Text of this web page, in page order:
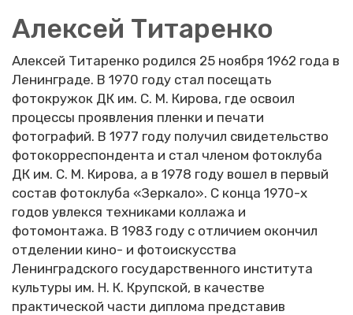
Алексей Титаренко
Алексей Титаренко родился 25 ноября 1962 года в
Ленинграде. В 1970 году стал посещать
фотокружок ДК им. С. М. Кирова, где освоил
процессы проявления пленки и печати
фотографий. В 1977 году получил свидетельство
фотокорреспондента и стал членом фотоклуба
ДК им. С. М. Кирова, а в 1978 году вошел в первый
состав фотоклуба «Зеркало». С конца 1970-х
годов увлекся техниками коллажа и
фотомонтажа. В 1983 году с отличием окончил
отделении кино- и фотоискусства
Ленинградского государственного института
культуры им. Н. К. Крупской, в качестве
практической части диплома представив